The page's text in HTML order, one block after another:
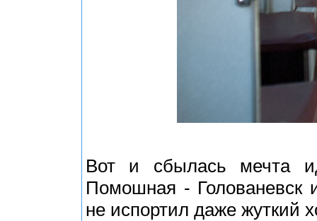
Вот и сбылась мечта
Помошная - Голованевск
не испортил даже жуткий